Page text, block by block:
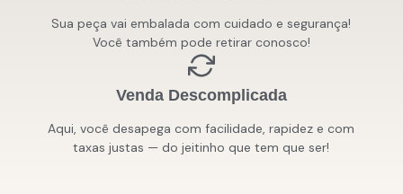
Sua peça vai embalada com cuidado e segurança!
Você também pode retirar conosco!
Venda Descomplicada
Aqui, você desapega com facilidade, rapidez e com
taxas justas — do jeitinho que tem que ser!